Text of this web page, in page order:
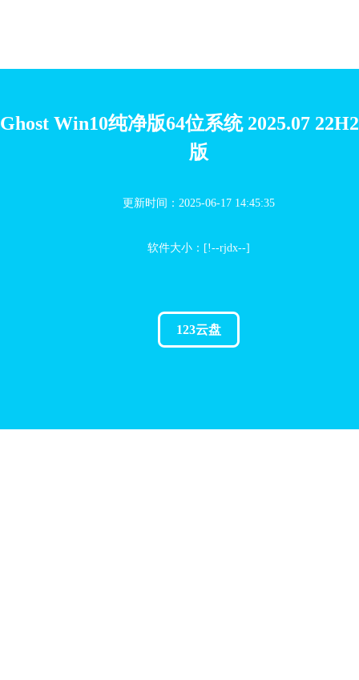
Ghost Win10纯净版64位系统 2025.07
版
更新时间：2025-06-17 14:45:35
软件大小：[!--rjdx--]
123云盘